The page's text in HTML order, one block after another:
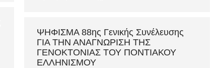
ΨΗΦΙΣΜΑ 88ης Γενικής Συνέλευσης
ΓΙΑ ΤΗΝ ΑΝΑΓΝΩΡΙΣΗ ΤΗΣ
ΓΕΝΟΚΤΟΝΙΑΣ ΤΟΥ ΠΟΝΤΙΑΚΟΥ
ΕΛΛΗΝΙΣΜΟΥ